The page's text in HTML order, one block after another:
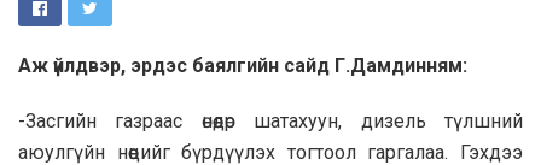
Аж үйлдвэр, эрдэс баялгийн сайд Г.Дамдинням:
-Засгийн газраас өнөөдөр шатахуун, дизель түлшний
аюулгүйн нөөцийг бүрдүүлэх тогтоол гаргалаа. Гэхдээ